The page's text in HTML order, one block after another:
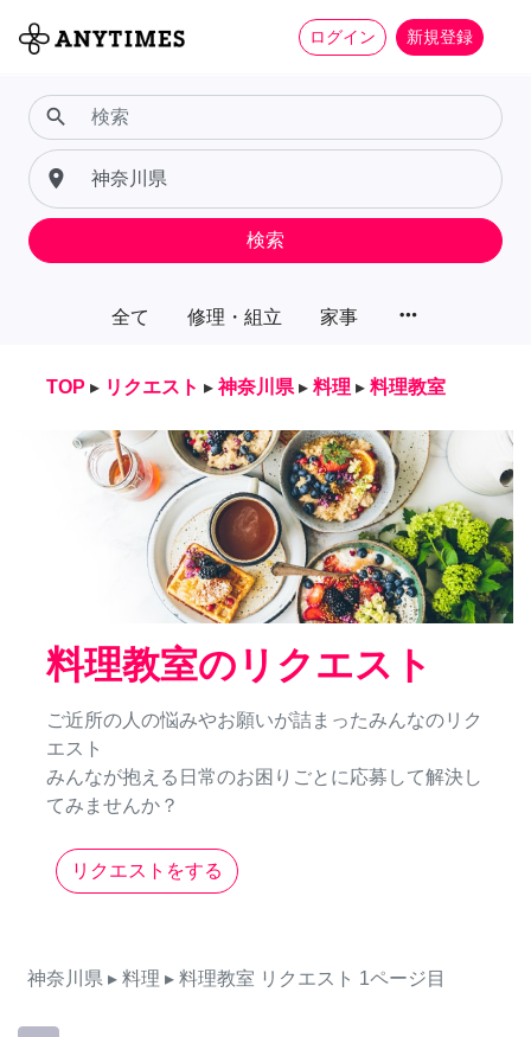
ログイン 新規登録
全て 修理・組立 家事 more_horiz
search
place
検索
TOP ▸ リクエスト ▸ 神奈川県 ▸ 料理 ▸ 料理教室
料理教室のリクエスト
ご近所の人の悩みやお願いが詰まったみんなのリク
エスト
みんなが抱える日常のお困りごとに応募して解決し
てみませんか？
リクエストをする
神奈川県 ▸ 料理 ▸ 料理教室 リクエスト 1ページ目